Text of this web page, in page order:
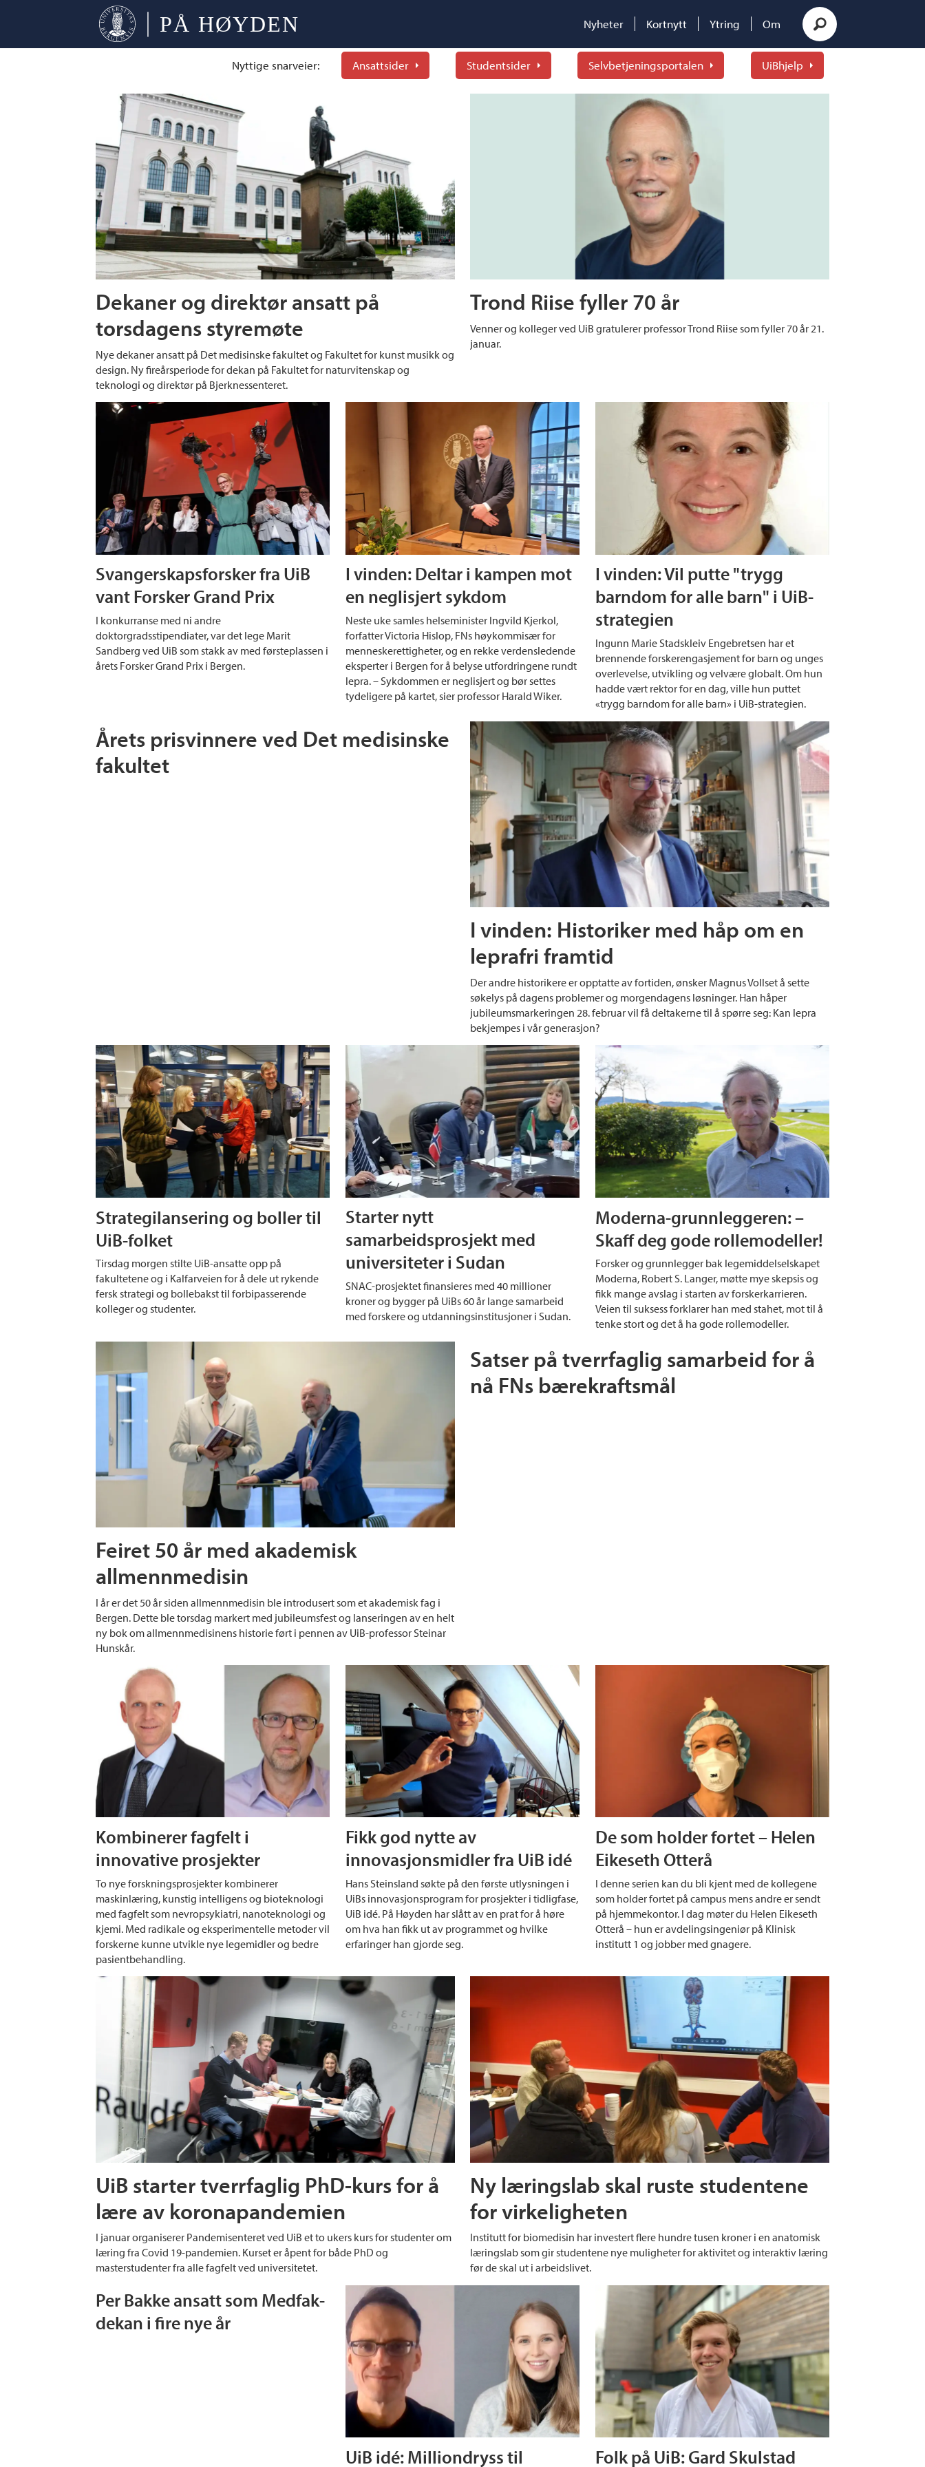
Nyheter Kortnytt Ytring Om
Nyttige snarveier: Ansattsider Studentsider Selvbetjeningsportalen UiBhjelp
medisinske
Dekaner og direktør ansatt på
torsdagens styremøte
Nye dekaner ansatt på Det medisinske fakultet og Fakultet for kunst musikk og
design. Ny fireårsperiode for dekan på Fakultet for naturvitenskap og
teknologi og direktør på Bjerknessenteret.
Trond Riise fyller 70 år
Venner og kolleger ved UiB gratulerer professor Trond Riise som fyller 70 år 21.
januar.
Svangerskapsforsker fra UiB
vant Forsker Grand Prix
I konkurranse med ni andre
doktorgradsstipendiater, var det lege Marit
Sandberg ved UiB som stakk av med førsteplassen i
årets Forsker Grand Prix i Bergen.
I vinden: Deltar i kampen mot
en neglisjert sykdom
Neste uke samles helseminister Ingvild Kjerkol,
forfatter Victoria Hislop, FNs høykommisær for
menneskerettigheter, og en rekke verdensledende
eksperter i Bergen for å belyse utfordringene rundt
lepra. – Sykdommen er neglisjert og bør settes
tydeligere på kartet, sier professor Harald Wiker.
I vinden: Vil putte "trygg
barndom for alle barn" i UiB-
strategien
Ingunn Marie Stadskleiv Engebretsen har et
brennende forskerengasjement for barn og unges
overlevelse, utvikling og velvære globalt. Om hun
hadde vært rektor for en dag, ville hun puttet
«trygg barndom for alle barn» i UiB-strategien.
Årets prisvinnere ved Det medisinske
fakultet
I vinden: Historiker med håp om en
leprafri framtid
Der andre historikere er opptatte av fortiden, ønsker Magnus Vollset å sette
søkelys på dagens problemer og morgendagens løsninger. Han håper
jubileumsmarkeringen 28. februar vil få deltakerne til å spørre seg: Kan lepra
bekjempes i vår generasjon?
Strategilansering og boller til
UiB-folket
Tirsdag morgen stilte UiB-ansatte opp på
fakultetene og i Kalfarveien for å dele ut rykende
fersk strategi og bollebakst til forbipasserende
kolleger og studenter.
Starter nytt
samarbeidsprosjekt med
universiteter i Sudan
SNAC-prosjektet finansieres med 40 millioner
kroner og bygger på UiBs 60 år lange samarbeid
med forskere og utdanningsinstitusjoner i Sudan.
Moderna-grunnleggeren: –
Skaff deg gode rollemodeller!
Forsker og grunnlegger bak legemiddelselskapet
Moderna, Robert S. Langer, møtte mye skepsis og
fikk mange avslag i starten av forskerkarrieren.
Veien til suksess forklarer han med stahet, mot til å
tenke stort og det å ha gode rollemodeller.
Feiret 50 år med akademisk
allmennmedisin
I år er det 50 år siden allmennmedisin ble introdusert som et akademisk fag i
Bergen. Dette ble torsdag markert med jubileumsfest og lanseringen av en helt
ny bok om allmennmedisinens historie ført i pennen av UiB-professor Steinar
Hunskår.
Satser på tverrfaglig samarbeid for å
nå FNs bærekraftsmål
Kombinerer fagfelt i
innovative prosjekter
To nye forskningsprosjekter kombinerer
maskinlæring, kunstig intelligens og bioteknologi
med fagfelt som nevropsykiatri, nanoteknologi og
kjemi. Med radikale og eksperimentelle metoder vil
forskerne kunne utvikle nye legemidler og bedre
pasientbehandling.
Fikk god nytte av
innovasjonsmidler fra UiB idé
Hans Steinsland søkte på den første utlysningen i
UiBs innovasjonsprogram for prosjekter i tidligfase,
UiB idé. På Høyden har slått av en prat for å høre
om hva han fikk ut av programmet og hvilke
erfaringer han gjorde seg.
De som holder fortet – Helen
Eikeseth Otterå
I denne serien kan du bli kjent med de kollegene
som holder fortet på campus mens andre er sendt
på hjemmekontor. I dag møter du Helen Eikeseth
Otterå – hun er avdelingsingeniør på Klinisk
institutt 1 og jobber med gnagere.
UiB starter tverrfaglig PhD-kurs for å
lære av koronapandemien
I januar organiserer Pandemisenteret ved UiB et to ukers kurs for studenter om
læring fra Covid 19-pandemien. Kurset er åpent for både PhD og
masterstudenter fra alle fagfelt ved universitetet.
Ny læringslab skal ruste studentene
for virkeligheten
Institutt for biomedisin har investert flere hundre tusen kroner i en anatomisk
læringslab som gir studentene nye muligheter for aktivitet og interaktiv læring
før de skal ut i arbeidslivet.
Per Bakke ansatt som Medfak-
dekan i fire nye år
UiB idé: Milliondryss til Folk på UiB: Gard Skulstad